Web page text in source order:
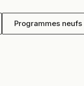
Programmes neufs